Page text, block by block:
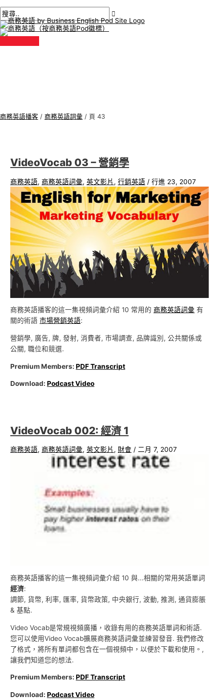
至
內
容
選
商務英語播客 / 商務英語詞彙 / 頁 43
VideoVocab 03 – 營銷學
商務英語,商務英語詞彙,英文影片 ,行銷英語 /行進 23, 2007
商務英語播客的這一集視頻詞彙介紹 10 常用的商務英語詞彙 有
關的術語市場營銷英語:
營銷學, 廣告, 牌, 發射, 消費者, 市場調查, 品牌識別, 公共關係或
公關, 職位和競選.
Premium Members:PDF Transcript
Download:Podcast Video
VideoVocab 002: 經濟 1
商務英語,商務英語詞彙,英文影片 , 財會 / 二月 7, 2007
商務英語播客的這一集視頻詞彙介紹 10 與...相關的常用英語單詞
經濟:
調節, 貨幣, 利率, 匯率, 貨幣政策, 中央銀行, 波動, 推測, 通貨膨脹
& 基點.
Video Vocab是常規視頻廣播，收錄有用的商務英語單詞和術語.
您可以使用Video Vocab擴展商務英語詞彙並練習發音. 我們修改
了格式，將所有單詞都包含在一個視頻中，以便於下載和使用。,
讓我們知道您的想法.
Premium Members:PDF Transcript
Download:Podcast Video
分
頁
商
務
英
語
搜
尋
: